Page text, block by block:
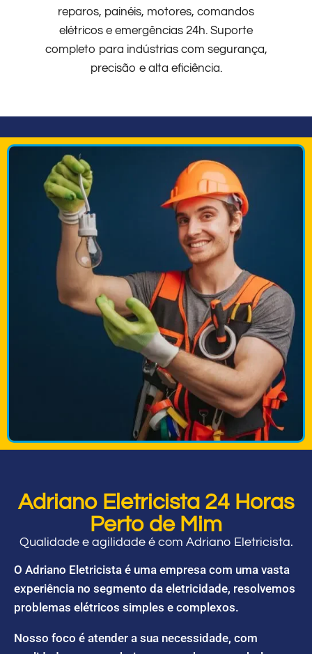
reparos, painéis, motores, comandos
elétricos e emergências 24h. Suporte
completo para indústrias com segurança,
precisão e alta eficiência.
Adriano Eletricista 24 Horas
Perto de Mim
Qualidade e agilidade é com Adriano Eletricista.
O Adriano Eletricista é uma empresa com uma vasta
experiência no segmento da eletricidade, resolvemos
problemas elétricos simples e complexos.
Nosso foco é atender a sua necessidade, com